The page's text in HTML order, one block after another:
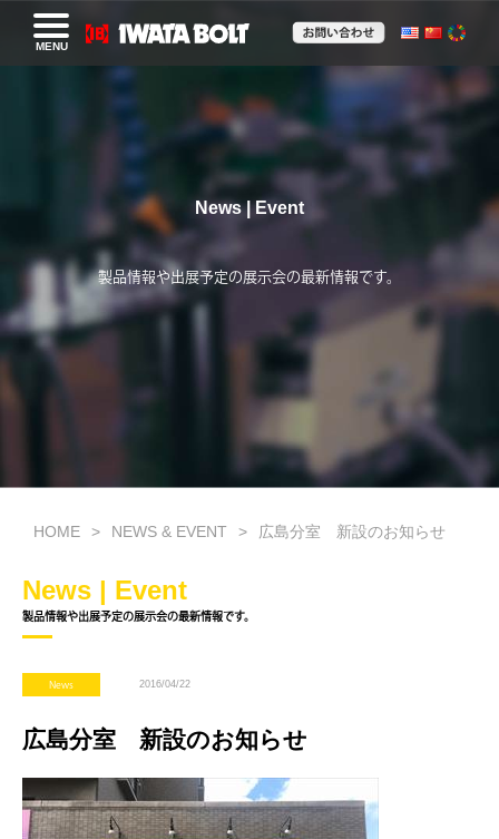
MENU
News | Event
製品情報や出展予定の展示会の最新情報です。
HOME NEWS & EVENT 広島分室 新設のお知らせ
News | Event
製品情報や出展予定の展示会の最新情報です。
News 2016/04/22
広島分室 新設のお知らせ